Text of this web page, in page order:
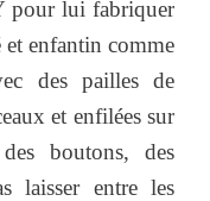
pour lui fabriquer
enfantin comme
des pailles de
et enfilées sur
boutons, des
laisser entre les